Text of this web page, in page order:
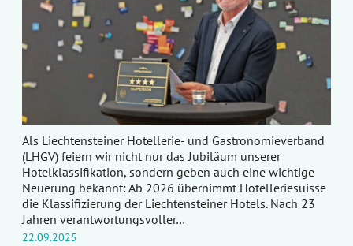
Als Liechtensteiner Hotellerie- und Gastronomieverband
(LHGV) feiern wir nicht nur das Jubiläum unserer
Hotelklassifikation, sondern geben auch eine wichtige
Neuerung bekannt: Ab 2026 übernimmt Hotelleriesuisse
die Klassifizierung der Liechtensteiner Hotels. Nach 23
Jahren verantwortungsvoller…
22.09.2025